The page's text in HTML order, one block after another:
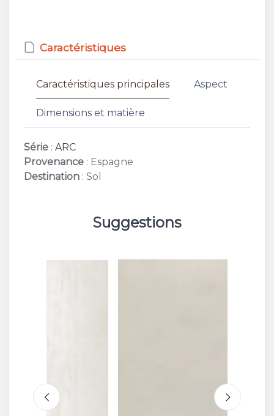
Caractéristiques
Caractéristiques principales Aspect
Dimensions et matière
Série : ARC
Provenance : Espagne
Destination : Sol
Suggestions